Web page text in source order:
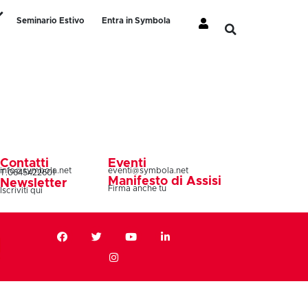
Seminario Estivo
Entra in Symbola
Contatti
info@symbola.net
T.0645422601
Newsletter
Iscriviti qui
Eventi
eventi@symbola.net
Manifesto di Assisi
Firma anche tu